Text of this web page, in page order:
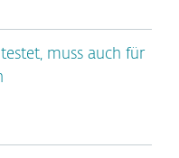
muss auch für